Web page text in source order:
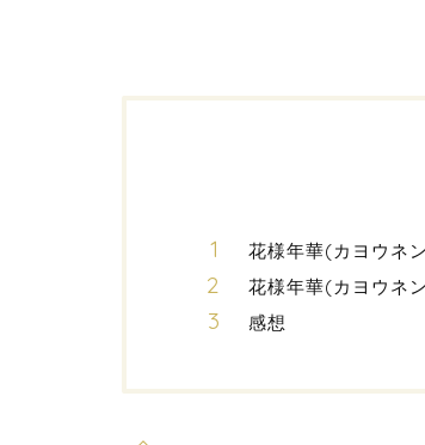
花様年華(カヨウネ
花様年華(カヨウネ
感想